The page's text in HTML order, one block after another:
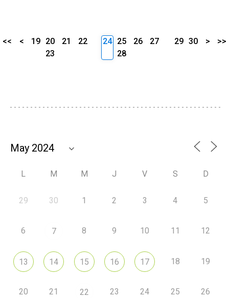
<< < 19 20 21
22
23
24 25 26
27
28
29 30 > >>
L M M J V S D
29 30 1 2 3 4 5
6 7 8 9 10 11 12
13 14 15 16 17 18 19
20 21 22 23 24 25 26